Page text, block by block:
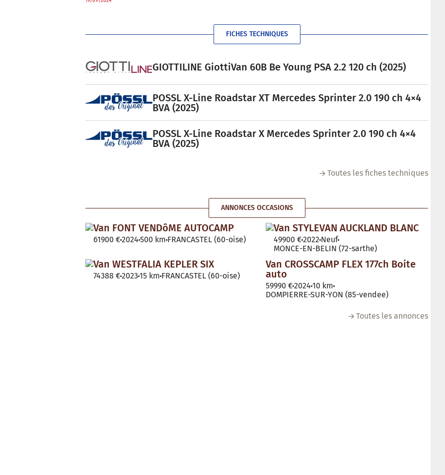
FICHES TECHNIQUES
GIOTTILINE GiottiVan 60B Be Young PSA 2.2 120 ch (2025)
POSSL X-Line Roadstar XT Mercedes Sprinter 2.0 190 ch 4×4
BVA (2025)
POSSL X-Line Roadstar X Mercedes Sprinter 2.0 190 ch 4×4
BVA (2025)
Toutes les fiches techniques
ANNONCES OCCASIONS
Van FONT VENDôME AUTOCAMP
61900 €2024 500 km FRANCASTEL (60-oise)
Van STYLEVAN AUCKLAND BLANC
49900 €2022 Neuf
MONCE-EN-BELIN (72-sarthe)
Van WESTFALIA KEPLER SIX
74388 €2023 15 km FRANCASTEL (60-oise)
Van CROSSCAMP FLEX 177ch Boite
auto
59990 €2024 10 km
DOMPIERRE-SUR-YON (85-vendee)
Toutes les annonces